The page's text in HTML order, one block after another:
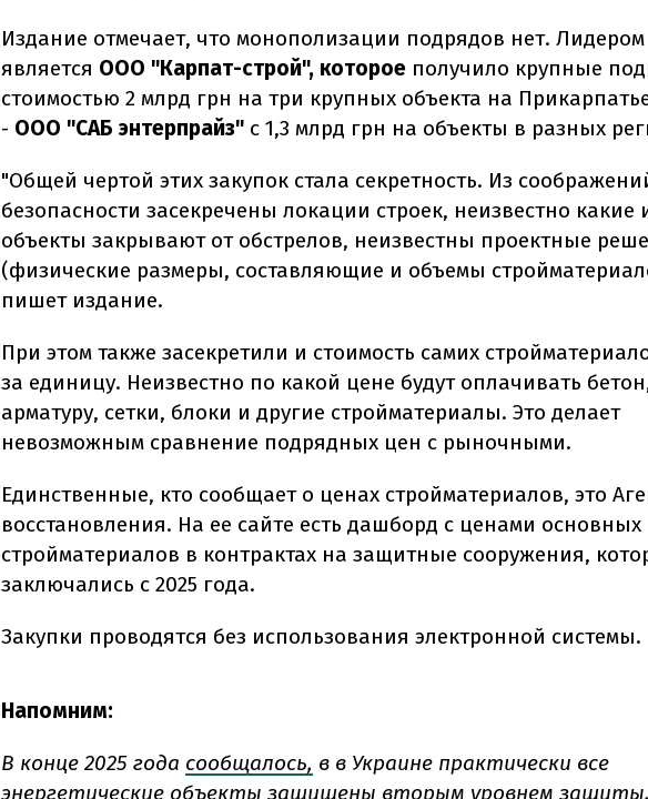
Издание отмечает, что монополизации подрядов нет. Лидером
является ООО "Карпат-строй", которое получило крупные
стоимостью 2 млрд грн на три крупных объекта на
- ООО "САБ энтерпрайз" с 1,3 млрд грн на объекты в разных
"Общей чертой этих закупок стала секретность. Из
безопасности засекречены локации строек, неизвестно какие
объекты закрывают от обстрелов, неизвестны проектные
(физические размеры, составляющие и объемы
пишет издание.
При этом также засекретили и стоимость самих
за единицу. Неизвестно по какой цене будут оплачивать
арматуру, сетки, блоки и другие стройматериалы. Это делает
невозможным сравнение подрядных цен с рыночными.
Единственные, кто сообщает о ценах стройматериалов, это
восстановления. На ее сайте есть дашборд с ценами основных
стройматериалов в контрактах на защитные сооружения,
заключались с 2025 года.
Закупки проводятся без использования электронной системы.
Напомним:
В конце 2025 года сообщалось, в в Украине практически все
энергетические объекты защищены вторым уровнем защиты.